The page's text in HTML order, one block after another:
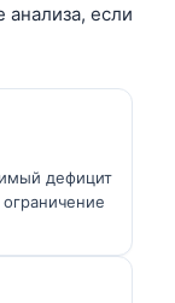
анализа, если
дефицит